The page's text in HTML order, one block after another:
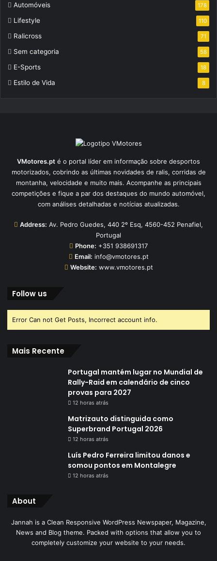
Automóveis 178
Lifestyle 110
Ralicross 71
Sem categoria 58
E-Sports 18
Estilo de Vida 8
VMotores.pt é o portal líder em informação sobre desportos
motorizados, cobrindo as últimas novidades de ralis, corridas de
montanha, velocidade e muito mais. Acompanhe as principais
competições e fique a par dos destaques do mundo automóvel,
com análises detalhadas e notícias atualizadas.
Address: Av. Pedro Guedes, 440 2º Esq, 4560-452 Penafiel,
Portugal
Phone: +351 938691317
Email: info@vmotores.pt
Website: www.vmotores.pt
Follow us
Error Can not Get Posts, Incorrect account info.
Mais Recente
Portugal mantém lugar no Mundial de
Rally-Raid em calendário de cinco
provas para 2027
12 horas atrás
Matrizauto distinguida como
Superbrand Portugal 2026
12 horas atrás
Luís Pedro Ferreira limitou danos e
somou pontos em Montalegre
12 horas atrás
About
Jannah is a Clean Responsive WordPress Newspaper, Magazine,
News and Blog theme. Packed with options that allow you to
completely customize your website to your needs.